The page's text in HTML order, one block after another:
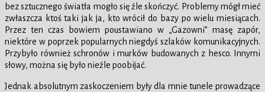
bez sztucznego światła mogło się źle skończyć. Problemy mógł mieć
zwłaszcza ktoś taki jak ja, kto wrócił do bazy po wielu miesiącach.
Przez ten czas bowiem poustawiano w „Gazowni” masę zapór,
niektóre w poprzek popularnych niegdyś szlaków komunikacyjnych.
Przybyło również schronów i murków budowanych z hesco. Innymi
słowy, można się było nieźle poobijać.
Jednak absolutnym zaskoczeniem były dla mnie tunele prowadzące